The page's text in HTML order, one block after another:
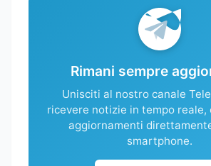
Rimani sempre
Unisciti al nostro canale
ricevere notizie in tempo reale,
aggiornamenti
smartphone.